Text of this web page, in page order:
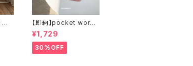
【即納】pocket work
half pants ワークハー
フパンツ
¥1,729
30%OFF